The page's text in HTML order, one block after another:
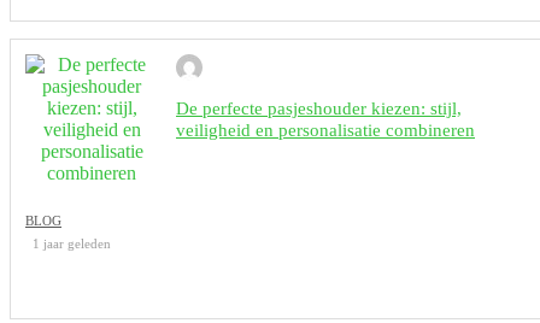
De perfecte pasjeshouder kiezen: stijl,
veiligheid en personalisatie combineren
BLOG
1 jaar geleden